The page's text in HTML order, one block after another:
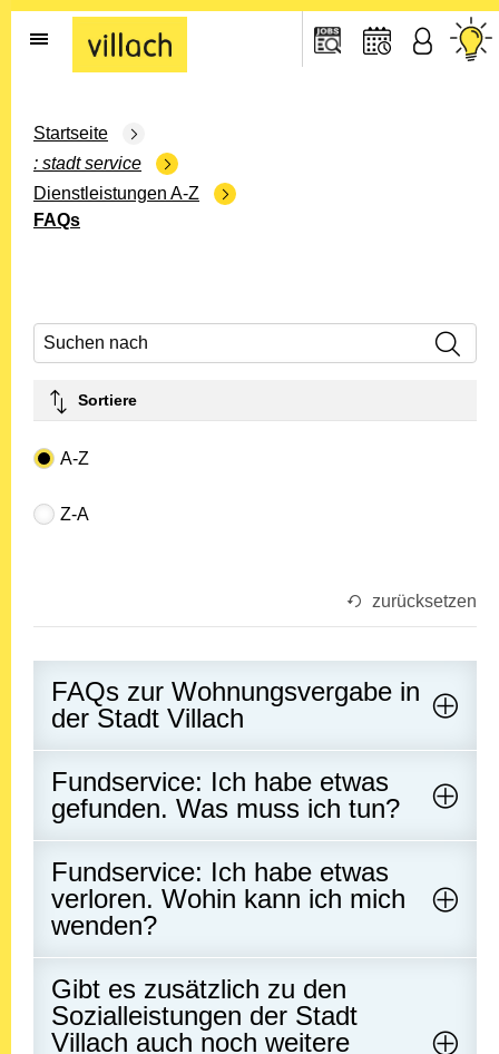
Gehe zur Startseite
Startseite
stadt service
Dienstleistungen A-Z
FAQs
Suchen nach
Sortiere
Drop-down- Art
A-Z
Z-A
zurücksetzen
FAQs zur Wohnungsvergabe in
der Stadt Villach
Fundservice: Ich habe etwas
gefunden. Was muss ich tun?
Fundservice: Ich habe etwas
verloren. Wohin kann ich mich
wenden?
Gibt es zusätzlich zu den
Sozialleistungen der Stadt
Villach auch noch weitere